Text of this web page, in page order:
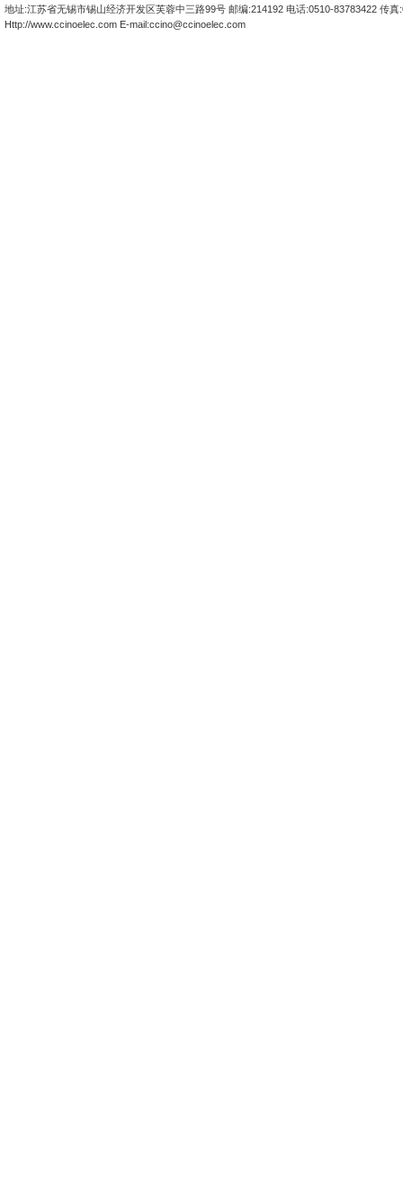
地址:江苏省无锡市锡山经济开发区芙蓉中三路99号 邮编:214192 电话:0510-83783422 传真
Http://www.ccinoelec.com E-mail:ccino@ccinoelec.com